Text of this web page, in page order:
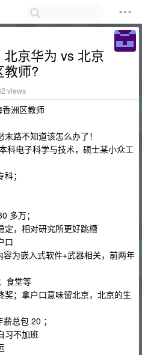
京华为 vs 北京
教师?
views
洲区教师
路不知道该怎么办了！
科电子科学与技术，硕士某小众工
；
多万；
定，相对研究所更好跳槽
口
为嵌入式软件+武器相关，前两年
食堂等
；拿户口意味留北京，北京的生
总包 20 ；
习不加班